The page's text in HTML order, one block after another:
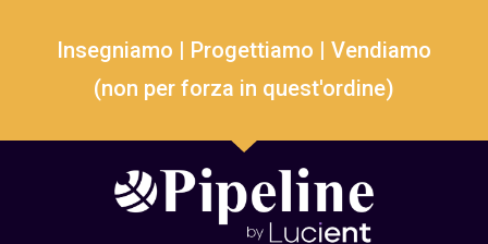
Insegniamo | Progettiamo | Vendiamo
(non per forza in quest'ordine)